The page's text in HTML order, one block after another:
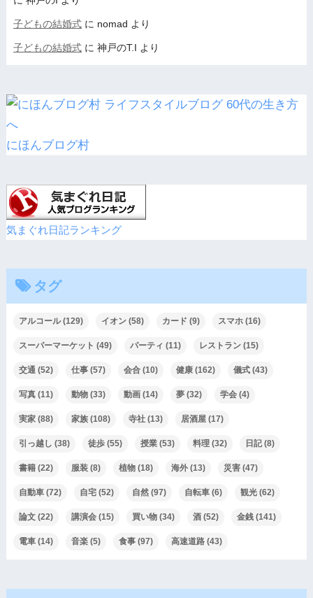
子どもの結婚式に nomad より
子どもの結婚式に 神戸のT.I より
にほんブログ村
気まぐれ日記ランキング
タグ
アルコール(129) イオン(58) カード (9) スマホ(16)
スーパーマーケット (49) パーティ (11) レストラン(15)
交通(52) 仕事(57) 会合(10) 健康(162) 儀式(43)
写真(11) 動物(33) 動画(14) 夢(32) 学会(4)
実家(88) 家族(108) 寺社(13) 居酒屋(17)
引っ越し (38) 徒歩(55) 授業(53) 料理(32) 日記(8)
書籍(22) 服装(8) 植物(18) 海外(13) 災害(47)
自動車(72) 自宅(52) 自然(97) 自転車(6) 観光(62)
論文(22) 講演会(15) 買い物(34) 酒(52) 金銭(141)
電車(14) 音楽(5) 食事(97) 高速道路(43)